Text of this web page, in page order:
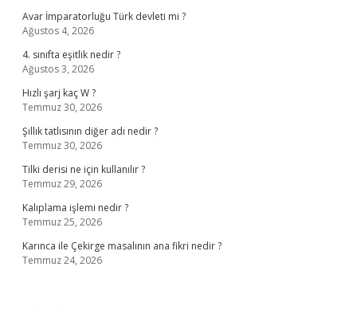
Avar İmparatorluğu Türk devleti mi ?
Ağustos 4, 2026
4. sınıfta eşitlik nedir ?
Ağustos 3, 2026
Hızlı şarj kaç W ?
Temmuz 30, 2026
Şıllık tatlısının diğer adı nedir ?
Temmuz 30, 2026
Tilki derisi ne için kullanılır ?
Temmuz 29, 2026
Kalıplama işlemi nedir ?
Temmuz 25, 2026
Karınca ile Çekirge masalının ana fikri nedir ?
Temmuz 24, 2026